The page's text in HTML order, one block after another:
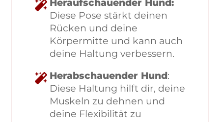
Diese Pose stärkt deinen
Rücken und deine
Körpermitte und kann auch
deine Haltung verbessern.
Herabschauender Hund:
Diese Haltung hilft dir, deine
Muskeln zu dehnen und
deine Flexibilität zu